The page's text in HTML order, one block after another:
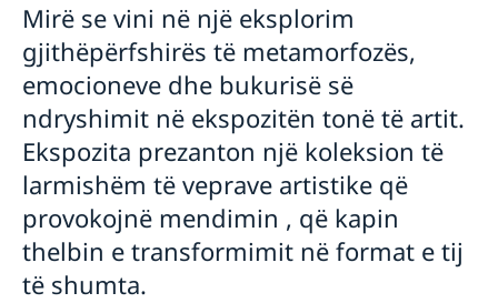
Mirë se vini në një eksplorim
gjithëpërfshirës të metamorfozës,
emocioneve dhe bukurisë së
ndryshimit në ekspozitën tonë të artit.
Ekspozita prezanton një koleksion të
larmishëm të veprave artistike që
provokojnë mendimin , që kapin
thelbin e transformimit në format e tij
të shumta.